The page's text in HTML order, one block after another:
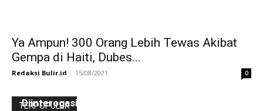
Ya Ampun! 300 Orang Lebih Tewas Akibat
Gempa di Haiti, Dubes...
Redaksi Bulir.id - 15/08/2021 0
TERPOPULER
Ini Kronologinya! Diduga Teriaki Kata Sambo,
Diinterogasi Aparat Polres Sikka